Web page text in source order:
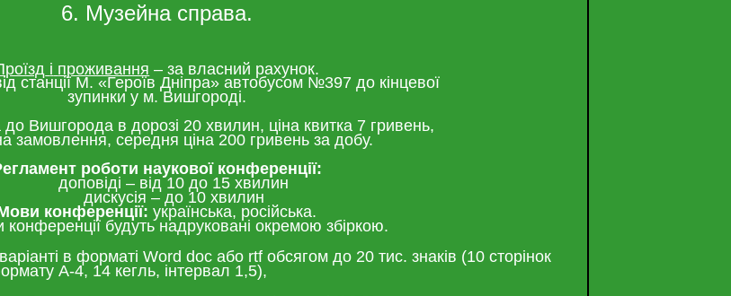
6. Музейна справа.
і проживання – за власний рахунок.
станції М. «Героїв Дніпра» автобусом №397 до кінцевої
зупинки у м. Вишгороді.
Вишгорода в дорозі 20 хвилин, ціна квитка 7 гривень,
замовлення, середня ціна 200 гривень за добу.
роботи наукової конференції:
доповіді – від 10 до 15 хвилин
дискусія – до 10 хвилин
конференції: українська, російська.
конференції будуть надруковані окремою збіркою.
в форматі Word doc або rtf обсягом до 20 тис. знаків (10 сторінок
А-4, 14 кегль, інтервал 1,5),